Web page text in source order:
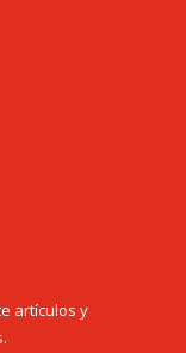
artículos y